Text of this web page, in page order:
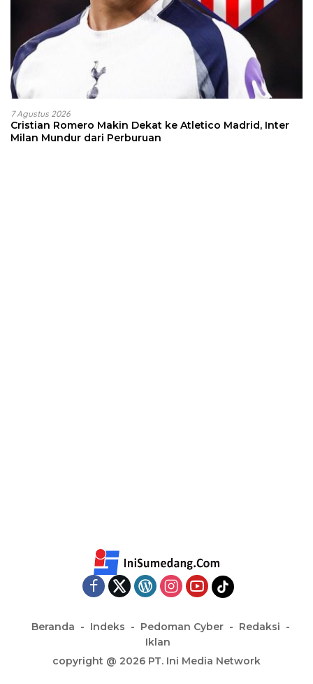
7 Agustus 2026
Cristian Romero Makin Dekat ke Atletico Madrid, Inter
Milan Mundur dari Perburuan
Beranda Indeks Pedoman Cyber
Redaksi
Iklan
copyright @ 2026 PT. Ini Media Network